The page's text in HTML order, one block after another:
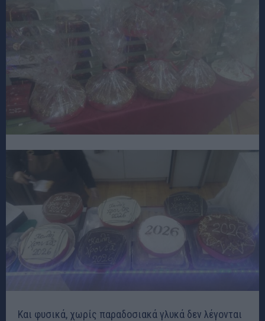
Και φυσικά, χωρίς παραδοσιακά γλυκά δεν λέγονται